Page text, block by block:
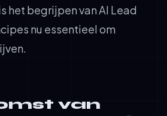
het begrijpen van AI Lead
nu essentieel om
van